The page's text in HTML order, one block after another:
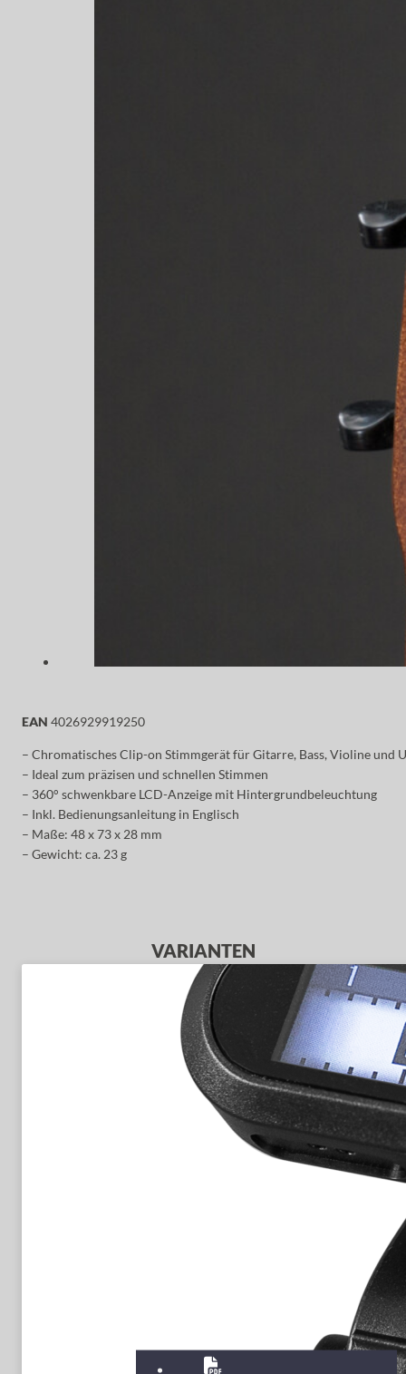
EAN 4026929919250
– Chromatisches Clip-on Stimmgerät für Gitarre, Bass, Violine und
– Ideal zum präzisen und schnellen Stimmen
– 360° schwenkbare LCD-Anzeige mit Hintergrundbeleuchtung
– Inkl. Bedienungsanleitung in Englisch
– Maße: 48 x 73 x 28 mm
– Gewicht: ca. 23 g
VARIANTEN